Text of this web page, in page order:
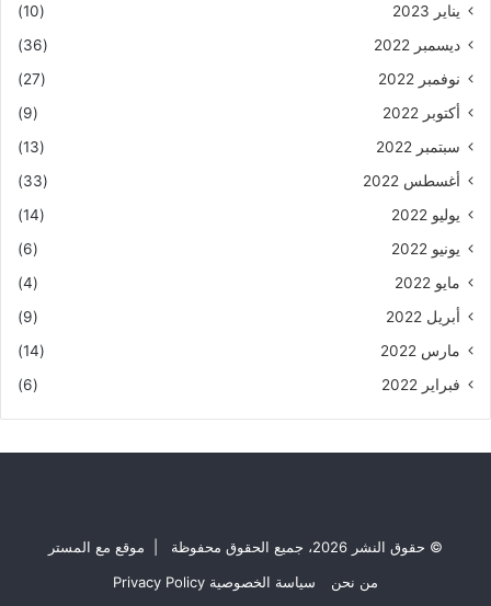
يناير 2023
(10)
ديسمبر 2022
(36)
نوفمبر 2022
(27)
أكتوبر 2022
(9)
سبتمبر 2022
(13)
أغسطس 2022
(33)
يوليو 2022
(14)
يونيو 2022
(6)
مايو 2022
(4)
أبريل 2022
(9)
مارس 2022
(14)
فبراير 2022
(6)
© حقوق النشر 2026، جميع الحقوق محفوظة | موقع مع المستر
من نحن
سياسة الخصوصية Privacy Policy